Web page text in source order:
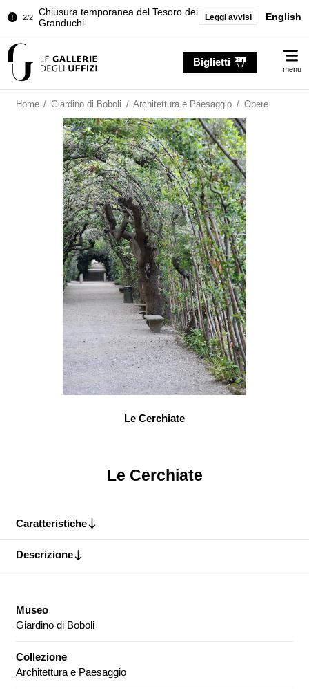
2/2
Chiusura temporanea del Tesoro dei
Granduchi
della Sala dell'Iliade
Granduchi
Leggi avvisi English
Biglietti
menu
Home / Giardino di Boboli / Architettura e Paesaggio / Opere
Le Cerchiate
Le Cerchiate
Caratteristiche
Descrizione
Museo
Giardino di Boboli
Collezione
Architettura e Paesaggio